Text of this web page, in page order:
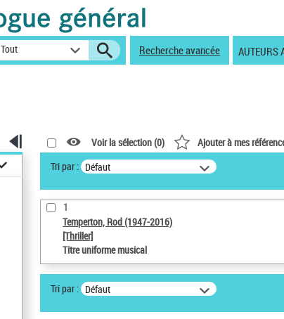
Tout Recherche avancée AUTEURS
Voir la sélection (0) Ajouter à mes
Tri par : Défaut
1
Temperton, Rod (1947-2016)
[Thriller]
Titre uniforme musical
Tri par : Défaut